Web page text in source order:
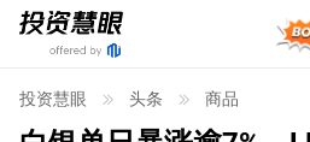
投资慧眼 头条 商品